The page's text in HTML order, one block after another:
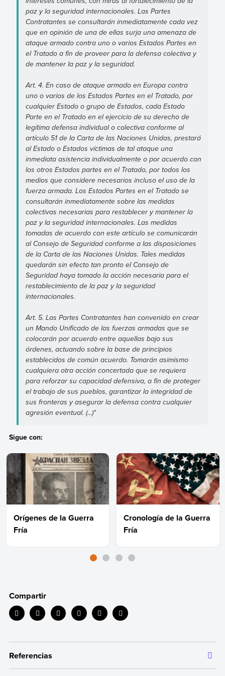
paz y la seguridad internacionales. Las Partes
Contratantes se consultarán inmediatamente cada vez
que en opinión de una de ellas surja una amenaza de
ataque armado contra uno o varios Estados Partes en
el Tratado a fin de proveer para la defensa colectiva y
de mantener la paz y la seguridad.
Art. 4. En caso de ataque armado en Europa contra
uno o varios de los Estados Partes en el Tratado, por
cualquier Estado o grupo de Estados, cada Estado
Parte en el Tratado en el ejercicio de su derecho de
legítima defensa individual o colectiva conforme al
artículo 51 de la Carta de las Naciones Unidas, prestará
al Estado o Estados víctimas de tal ataque una
inmediata asistencia individualmente o por acuerdo con
los otros Estados partes en el Tratado, por todos los
medios que considere necesarios incluso el uso de la
fuerza armada. Los Estados Partes en el Tratado se
consultarán inmediatamente sobre las medidas
colectivas necesarias para restablecer y mantener la
paz y la seguridad internacionales. Las medidas
tomadas de acuerdo con este artículo se comunicarán
al Consejo de Seguridad conforme a las disposiciones
de la Carta de las Naciones Unidas. Tales medidas
quedarán sin efecto tan pronto el Consejo de
Seguridad haya tomado la acción necesaria para el
restablecimiento de la paz y la seguridad
internacionales.
Art. 5. Las Partes Contratantes han convenido en crear
un Mando Unificado de las fuerzas armadas que se
colocarán por acuerdo entre aquellas bajo sus
órdenes, actuando sobre la base de principios
establecidos de común acuerdo. Tomarán asimismo
cualquiera otra acción concertada que se requiera
para reforzar su capacidad defensiva, a fin de proteger
el trabajo de sus pueblos, garantizar la integridad de
sus fronteras y asegurar la defensa contra cualquier
agresión eventual. (...)"
Sigue con:
Orígenes de la Guerra
Fría
Cronología de la Guerra
Fría
Compartir
Referencias